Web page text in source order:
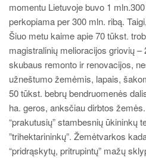
momentu Lietuvoje buvo 1
perkopiama per 300 mln. ribą.
Šiuo metu kaime apie 70 tūkst.
magistralinių melioracijos griovių
skubaus remonto ir renovacijos,
užneštumo žemėmis, lapais,
50 tūkst. bebrų bendruomenės
ha. geros, anksčiau dirbtos
“prakutusių” stambesnių ūkininkų
”trihektarininkų”. Žemėtvarkos
“pridrąskytų, pritrupintų” mažų